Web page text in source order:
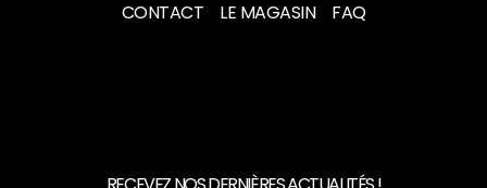
CONTACT
LE MAGASIN FAQ